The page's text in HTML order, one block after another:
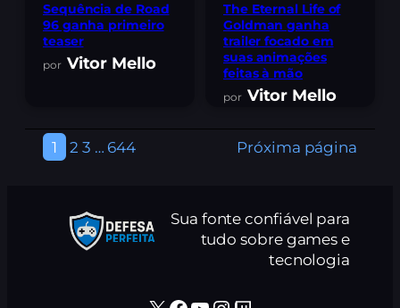
Sequência de Road
96 ganha primeiro
teaser
Vitor Mello
The Eternal Life of
Goldman ganha
trailer focado em
suas animações
feitas à mão
Vitor Mello
1 2 3 … 644 Próxima página
Sua fonte confiável para
tudo sobre games e
tecnologia